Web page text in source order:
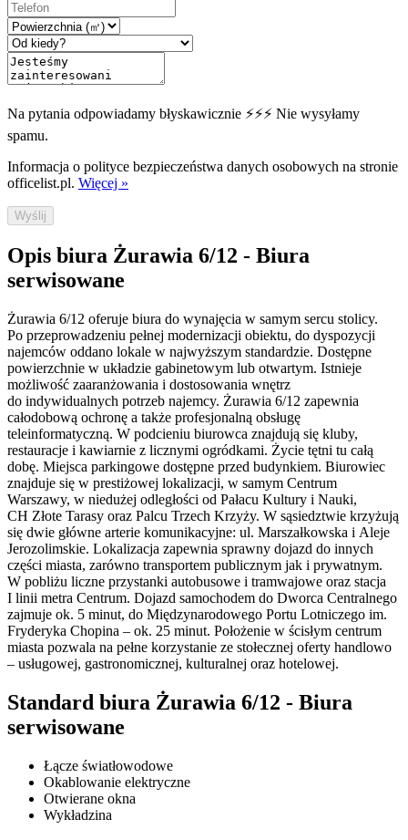
Na pytania odpowiadamy błyskawicznie ⚡⚡⚡ Nie wysyłamy
spamu.
Informacja o polityce bezpieczeństwa danych osobowych na stronie
officelist.pl. Więcej »
Wyślij
Opis biura Żurawia 6/12 - Biura
serwisowane
Żurawia 6/12 oferuje biura do wynajęcia w samym sercu stolicy.
Po przeprowadzeniu pełnej modernizacji obiektu, do dyspozycji
najemców oddano lokale w najwyższym standardzie. Dostępne
powierzchnie w układzie gabinetowym lub otwartym. Istnieje
możliwość zaaranżowania i dostosowania wnętrz
do indywidualnych potrzeb najemcy. Żurawia 6/12 zapewnia
całodobową ochronę a także profesjonalną obsługę
teleinformatyczną. W podcieniu biurowca znajdują się kluby,
restauracje i kawiarnie z licznymi ogródkami. Życie tętni tu całą
dobę. Miejsca parkingowe dostępne przed budynkiem. Biurowiec
znajduje się w prestiżowej lokalizacji, w samym Centrum
Warszawy, w niedużej odległości od Pałacu Kultury i Nauki,
CH Złote Tarasy oraz Palcu Trzech Krzyży. W sąsiedztwie krzyżują
się dwie główne arterie komunikacyjne: ul. Marszałkowska i Aleje
Jerozolimskie. Lokalizacja zapewnia sprawny dojazd do innych
części miasta, zarówno transportem publicznym jak i prywatnym.
W pobliżu liczne przystanki autobusowe i tramwajowe oraz stacja
I linii metra Centrum. Dojazd samochodem do Dworca Centralnego
zajmuje ok. 5 minut, do Międzynarodowego Portu Lotniczego im.
Fryderyka Chopina – ok. 25 minut. Położenie w ścisłym centrum
miasta pozwala na pełne korzystanie ze stołecznej oferty handlowo
– usługowej, gastronomicznej, kulturalnej oraz hotelowej.
Standard biura Żurawia 6/12 - Biura
serwisowane
Łącze światłowodowe
Okablowanie elektryczne
Otwierane okna
Wykładzina